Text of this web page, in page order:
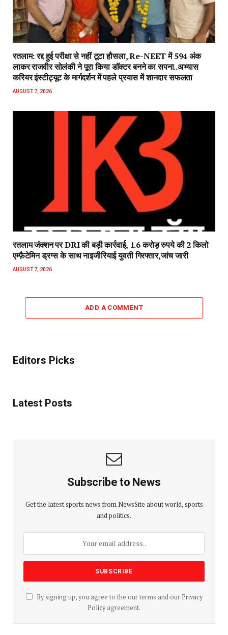
रतलाम: रद्द हुई परीक्षा से नहीं टूटा हौसला, Re-NEET में 594 अंक
लाकर राजवीर सोलंकी ने पूरा किया डॉक्टर बनने का सपना..अभ्यास
करियर इंस्टीट्यूट के मार्गदर्शन में पहले प्रयास में शानदार सफलता
AUGUST 7, 2026
रतलाम जंक्शन पर DRI की बड़ी कार्रवाई, 1.6 करोड़ रुपये की 2 किलो
एम्फ़ैटेमिन ड्रग्स के साथ नाइजीरियाई युवती गिरफ्तार,जांच जारी
AUGUST 7, 2026
ADD A COMMENT
Editors Picks
Latest Posts
Subscribe to News
Get the latest sports news from NewsSite about world, sports
and politics.
By signing up, you agree to the our terms and our Privacy
Policyagreement.